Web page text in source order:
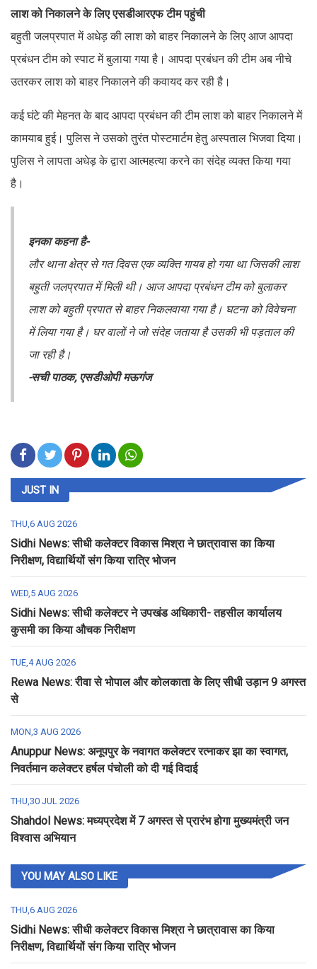
लाश को निकालने के लिए एसडीआरएफ टीम पहुंची
बहुती जलप्रपात में अधेड़ की लाश को बाहर निकालने के लिए आज आपदा
प्रबंधन टीम को स्पाट में बुलाया गया है। आपदा प्रबंधन की टीम अब नीचे
उतरकर लाश को बाहर निकालने की कवायद कर रही है।
कई घंटे की मेहनत के बाद आपदा प्रबंधन की टीम लाश को बाहर निकालने में
कामयाब हुई। पुलिस ने उसको तुरंत पोस्टमार्टम हेतु अस्पताल भिजवा दिया।
पुलिस ने लापता अधेड़ के द्वारा आत्महत्या करने का संदेह व्यक्त किया गया
है।
इनका कहना है-
लौर थाना क्षेत्र से गत दिवस एक व्यक्ति गायब हो गया था जिसकी लाश
बहुती जलप्रपात में मिली थी। आज आपदा प्रबंधन टीम को बुलाकर
लाश को बहुती प्रपात से बाहर निकलवाया गया है। घटना को विवेचना
में लिया गया है। घर वालों ने जो संदेह जताया है उसकी भी पड़ताल की
जा रही है।
-सची पाठक, एसडीओपी मऊगंज
JUST IN
THU,6 AUG 2026
Sidhi News: सीधी कलेक्टर विकास मिश्रा ने छात्रावास का किया
निरीक्षण, विद्यार्थियों संग किया रात्रि भोजन
WED,5 AUG 2026
Sidhi News: सीधी कलेक्टर ने उपखंड अधिकारी- तहसील कार्यालय
कुसमी का किया औचक निरीक्षण
TUE,4 AUG 2026
Rewa News: रीवा से भोपाल और कोलकाता के लिए सीधी उड़ान 9 अगस्त
से
MON,3 AUG 2026
Anuppur News: अनूपपुर के नवागत कलेक्टर रत्नाकर झा का स्वागत,
निवर्तमान कलेक्टर हर्षल पंचोली को दी गई विदाई
THU,30 JUL 2026
Shahdol News: मध्यप्रदेश में 7 अगस्त से प्रारंभ होगा मुख्यमंत्री जन
विश्वास अभियान
YOU MAY ALSO LIKE
THU,6 AUG 2026
Sidhi News: सीधी कलेक्टर विकास मिश्रा ने छात्रावास का किया
निरीक्षण, विद्यार्थियों संग किया रात्रि भोजन